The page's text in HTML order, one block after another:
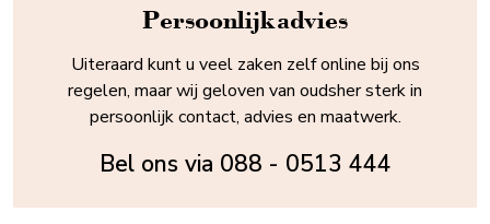
Persoonlijk advies
Uiteraard kunt u veel zaken zelf online bij ons
regelen, maar wij geloven van oudsher sterk in
persoonlijk contact, advies en maatwerk.
Bel ons via 088 - 0513 444